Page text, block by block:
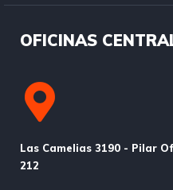
OFICINAS
Las Camelias 3190 - Pilar
212